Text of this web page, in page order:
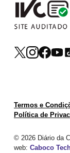
© 2026 Diário da
web: Caboco
Termos e
Política de